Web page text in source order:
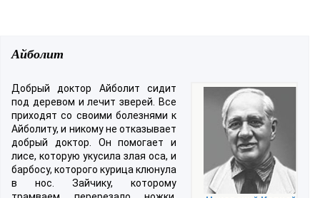
Айболит
Добрый доктор Айболит сидит
под деревом и лечит зверей. Все
приходят со своими болезнями к
Айболиту, и никому не отказывает
добрый доктор. Он помогает и
лисе, которую укусила злая оса, и
барбосу, которого курица клюнула
в нос. Зайчику, которому